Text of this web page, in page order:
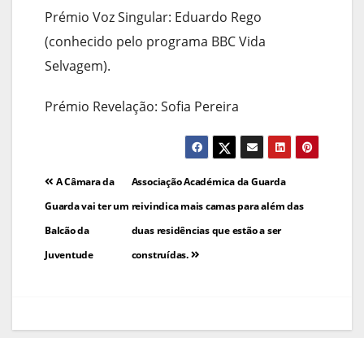
Prémio Voz Singular: Eduardo Rego
(conhecido pelo programa BBC Vida
Selvagem).
Prémio Revelação: Sofia Pereira
Navegação
de
artigos
Associação Académica da Guarda
reivindica mais camas para além das
duas residências que estão a ser
construídas.
A Câmara da
Guarda vai ter um
Balcão da
Juventude